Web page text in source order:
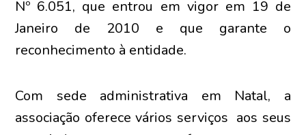
Nº 6.051, que entrou em vigor em 19 de
Janeiro de 2010 e que garante o
reconhecimento à entidade.
Com sede administrativa em Natal, a
associação oferece vários serviços aos seus